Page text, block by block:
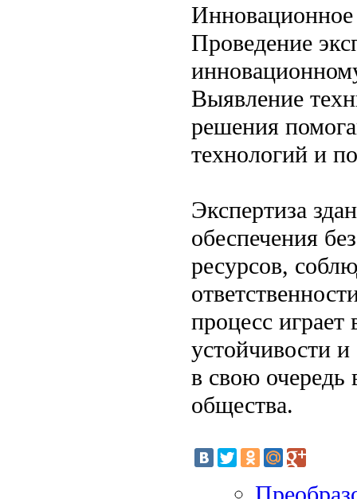
Инновационное
Проведение
Выявление
решения
технологий и
Экспертиза
обеспечения
ресурсов,
процесс
устойчивости
в свою очередь
общества.